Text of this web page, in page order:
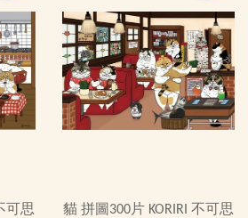
可思
貓 拼圖300片 KORIRI 不可思